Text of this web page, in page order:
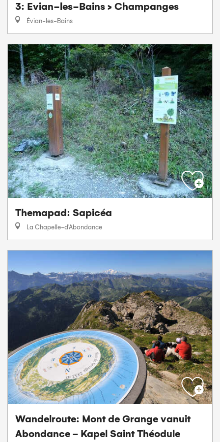
3: Evian-les-Bains > Champanges
Évian-les-Bains
Themapad: Sapicéa
La Chapelle-d'Abondance
Wandelroute: Mont de Grange vanuit
Abondance - Kapel Saint Théodule